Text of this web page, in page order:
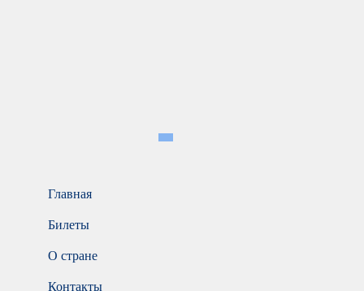
Главная
Билеты
О стране
Контакты